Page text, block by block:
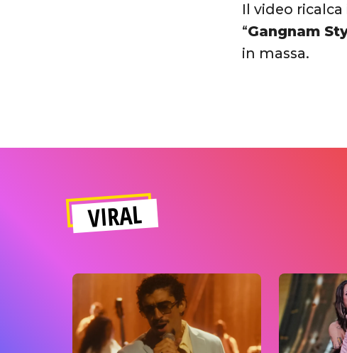
Il video
“Gangnam
in massa.
VIRAL